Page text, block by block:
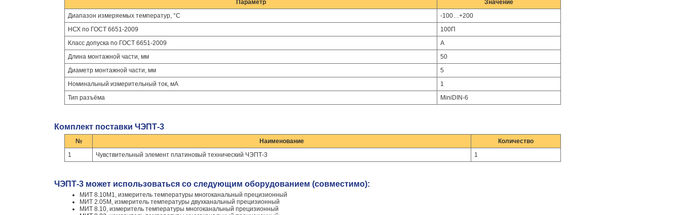
Параметр
Значение
Диапазон измеряемых температур, °С
-100…+200
НСХ по ГОСТ 6651-2009
100П
Класс допуска по ГОСТ 6651-2009
А
Длина монтажной части, мм
50
Диаметр монтажной части, мм
5
Номинальный измерительный ток, мА
1
Тип разъёма
MiniDIN-6
Комплект поставки ЧЭПТ-3
№ Наименование
Количество
1
Чувствительный элемент платиновый технический ЧЭПТ-3 1
ЧЭПТ-3 может использоваться со следующим оборудованием (совместимо):
МИТ 8.10М1, измеритель температуры многоканальный прецизионный
МИТ 2.05М, измеритель температуры двухканальный прецизионный
МИТ 8.10, измеритель температуры многоканальный прецизионный